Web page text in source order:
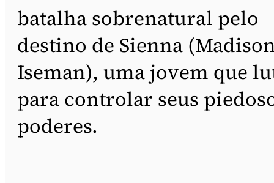
batalha sobrenatural pelo
destino de Sienna
Iseman), uma jovem que
para controlar seus
poderes.